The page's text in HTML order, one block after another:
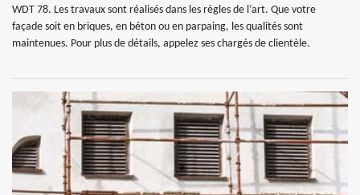
WDT 78. Les travaux sont réalisés dans les règles de l’art. Que votre
façade soit en briques, en béton ou en parpaing, les qualités sont
maintenues. Pour plus de détails, appelez ses chargés de clientèle.